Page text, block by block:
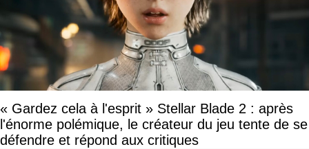
« Gardez cela à l'esprit » Stellar Blade 2 : après
l'énorme polémique, le créateur du jeu tente de se
défendre et répond aux critiques